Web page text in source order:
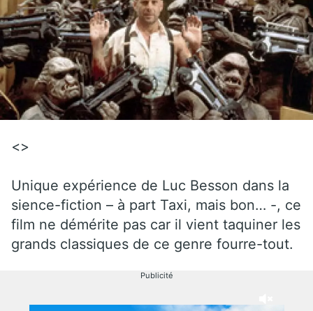
<>
Unique expérience de Luc Besson dans la
sience-fiction – à part Taxi, mais bon… -, ce
film ne démérite pas car il vient taquiner les
grands classiques de ce genre fourre-tout.
Publicité